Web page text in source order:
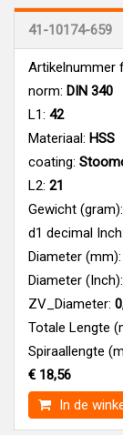
41-10174-659
Artikelnummer
norm: DIN 340
L1: 42
Materiaal: HSS
coating:
L2: 21
Gewicht (gram):
d1 decimal Inch:
Diameter (mm):
Diameter (Inch):
ZV_Diameter:
Totale Lengte
Spiraallengte
€ 18,56
In de